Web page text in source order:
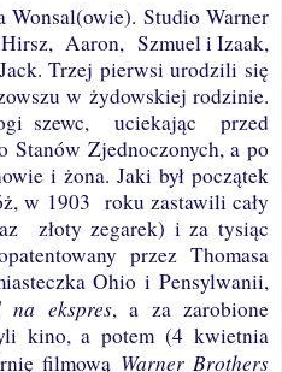
Wonsal(owie). Studio Warner
Aaron, Szmuel i Izaak,
Jack. Trzej pierwsi urodzili się
w żydowskiej rodzinie.
szewc,
uciekając
przed
Stanów Zjednoczonych, a po
i żona. Jaki był początek
w 1903 roku zastawili cały
złoty zegarek) i za tysiąc
przez Thomasa
Ohio i Pensylwanii,
na ekspres, a za zarobione
kino, a potem (4 kwietnia
filmową Warner Brothers